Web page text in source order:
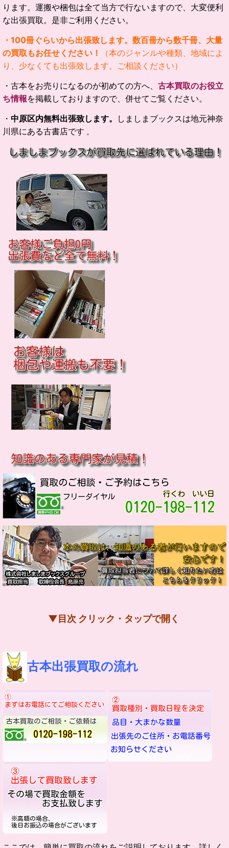
ります。 運搬や梱包は全て当方で行ないますので、大変便利
な出張買取。是非ご利用ください。
・100冊ぐらいから出張致します。数百冊から数千冊、大量
の買取もお任せください！
（本のジャンルや種類、地域によ
り、少なくても出張致します。ご相談ください）
・古本をお売りになるのが初めての方へ、 古本買取のお役立
ち情報を掲載しておりますので、併せてご覧ください。
・ 中原区内無料出張致します。
しましまブックスは地元神奈
川県にある古書店です 。
▼目次 クリック・タップで開く
古本出張買取の流れ